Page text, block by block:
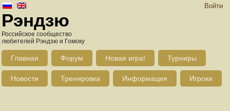
Войти
Рэндзю
Российское сообщество
любителей Рэндзю и Гомоку
Главная Форум Новая игра! Турниры
Новости Тренировка Информация Игроки